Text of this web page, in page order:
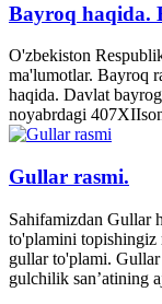
Bayroq haqida.
O'zbekiston
ma'lumotlar. Bayroq
haqida. Davlat
noyabrdagi
Gullar rasmi.
Sahifamizdan Gullar
to'plamini topishingiz
gullar to'plami.
gulchilik san’atining